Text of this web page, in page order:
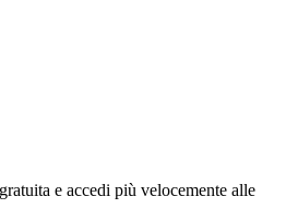
e accedi più velocemente alle